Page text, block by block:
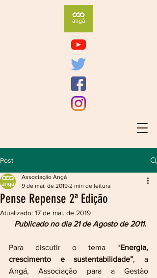
Post
Pense Repense 2ª Edição
Associação Angá
9 de mai. de 2019 2 min de leitura
Atualizado: 17 de mai. de 2019
Publicado no dia 21 de Agosto de 2011.
Para discutir o tema “Energia,
crescimento e sustentabilidade”, a
Angá, Associação para a Gestão